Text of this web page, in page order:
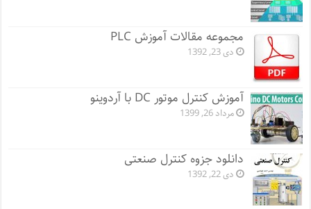
مجموعه مقالات آموزش PLC
دی 23, 1392
آموزش کنترل موتور DC با آردوینو
مرداد 26, 1399
دانلود جزوه کنترل صنعتی
دی 22, 1392